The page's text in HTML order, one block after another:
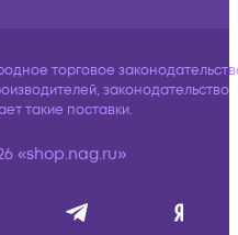
торговое
законодательство
такие поставки.
«shop.nag.ru»